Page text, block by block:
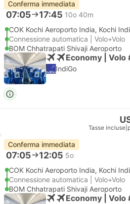
Conferma immediata
07:05 17:45 10o 40m
COK Kochi Aeroporto India, Kochi
Connessione automatica | Volo+Volo
BOM Chhatrapati Shivaji Aeroporto
Economy | Volo
IndiGo
Tasse incluse
Conferma immediata
07:05 12:05 5o
COK Kochi Aeroporto India, Kochi
Connessione automatica | Volo+Volo
BOM Chhatrapati Shivaji Aeroporto
Economy | Volo